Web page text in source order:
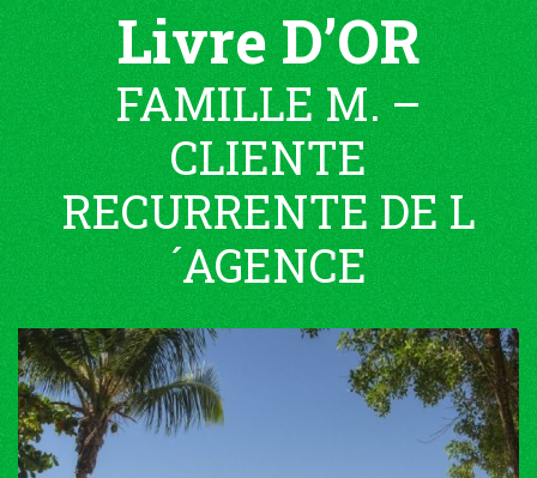
Livre D’OR
FAMILLE M. –
CLIENTE
RECURRENTE DE L
´AGENCE